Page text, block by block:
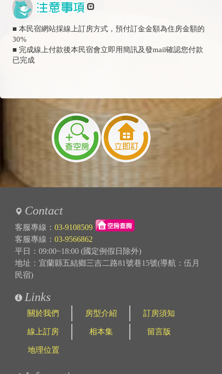
■ 本民宿網站採線上訂房方式，預付訂金金額為住房金額的
30%
■ 完成線上付款後本民宿會立即用簡訊及發mail確認您付款
已完成
Contact
客服專線： 03-9108509
客服專線： 03-9566862
平日：09:00~18:00 (國定例假日除外)
地址：宜蘭縣五結鄉三吉二路81號巷15號(導航：伍月
民宿)
Links
關於我們 房型介紹 訂房須知
線上訂房 相本集 留言版
地理位置